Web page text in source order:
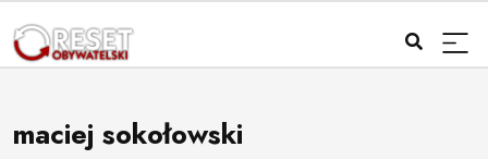
maciej sokołowski